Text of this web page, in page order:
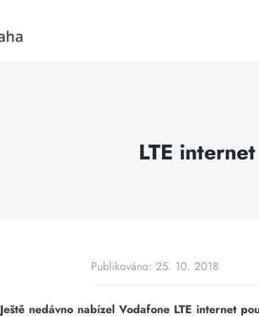
LTE
Publikováno: 25. 10. 2018
Ještě nedávno nabízel Vodafone LTE internet